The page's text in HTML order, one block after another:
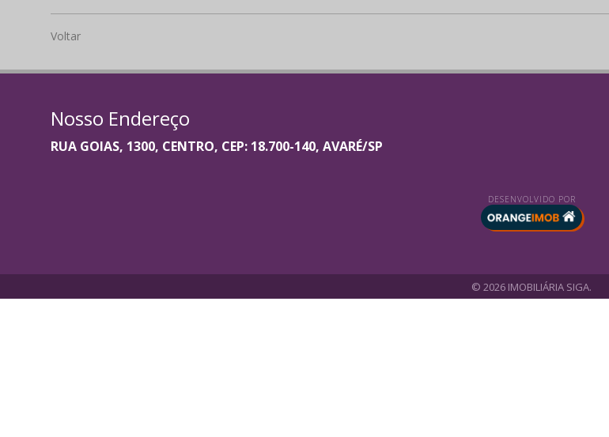
Voltar
Nosso Endereço
RUA GOIAS, 1300, CENTRO, CEP: 18.700-140, AVARÉ/SP
DESENVOLVIDO POR
© 2026 IMOBILIÁRIA SIGA.